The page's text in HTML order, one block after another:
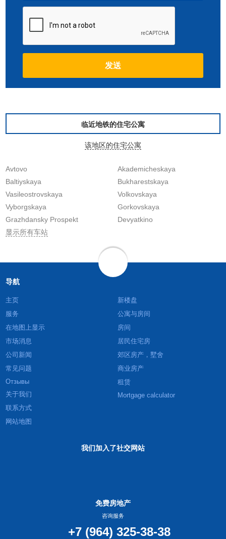
临近地铁的住宅公寓
该地区的住宅公寓
Avtovo
Akademicheskaya
Baltiyskaya
Bukharestskaya
Vasileostrovskaya
Volkovskaya
Vyborgskaya
Gorkovskaya
Grazhdansky Prospekt
Devyatkino
显示所有车站
导航
主页
服务
在地图上显示
市场消息
公司新闻
常见问题
Отзывы
关于我们
联系方式
网站地图
新楼盘
公寓与房间
房间
居民住宅房
郊区房产，墅舍
商业房产
租赁
Mortgage calculator
我们加入了社交网站
免费房地产
咨询服务
+7 (964) 325-38-38